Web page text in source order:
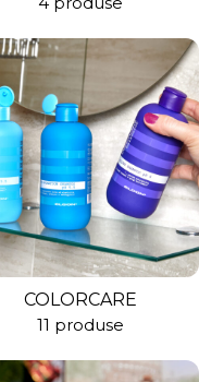
COLORCARE
11 produse